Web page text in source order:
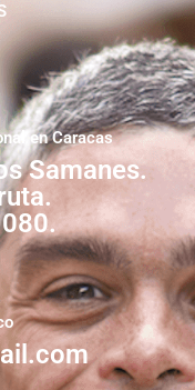
en Caracas
Samanes.